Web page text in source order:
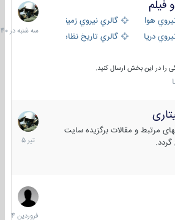
هوايي
گالري نيروي زميني
دريايي
گالري تاریخ نظامی
در این بخش ارسال کنید.
سه
شنبه
در
مرتبط و مقالات برگزیده سایت
16
تیر
1405
29
فروردین
1404